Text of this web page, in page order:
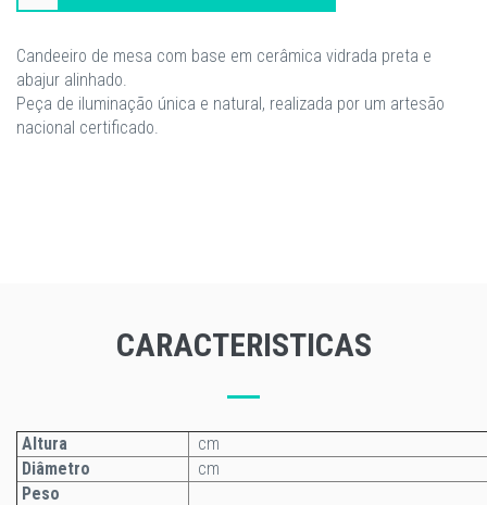
Candeeiro de mesa com base em cerâmica vidrada preta e
abajur alinhado.
Peça de iluminação única e natural, realizada por um artesão
nacional certificado.
CARACTERISTICAS
Altura
cm
Diâmetro
cm
Peso